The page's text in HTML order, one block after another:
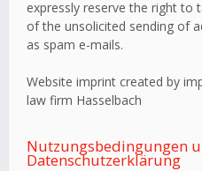
expressly reserve the right to
of the unsolicited sending of
as spam e-mails.
Website imprint created by
law firm Hasselbach
Nutzungsbedingungen
Datenschutzerklärung